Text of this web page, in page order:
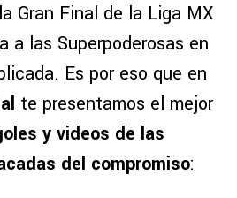
Gran Final de la Liga MX
a las Superpoderosas en
Es por eso que en
te presentamos el mejor
y videos de las
del compromiso: